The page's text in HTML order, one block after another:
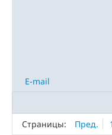
E-mail
Страницы: Пред. 1